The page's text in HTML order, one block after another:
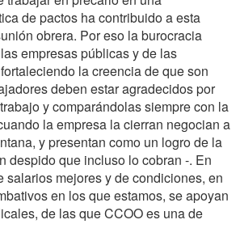
de pactos ha contribuido a esta
obrera. Por eso la burocracia
empresas públicas y de las
la creencia de que son
deben estar agradecidos por
y comparándolas siempre con la
la empresa la cierran negocian a
y presentan como un logro de la
despido que incluso lo cobran -. En
salarios mejores y de condiciones, en
en los que estamos, se apoyan
de las que CCOO es una de